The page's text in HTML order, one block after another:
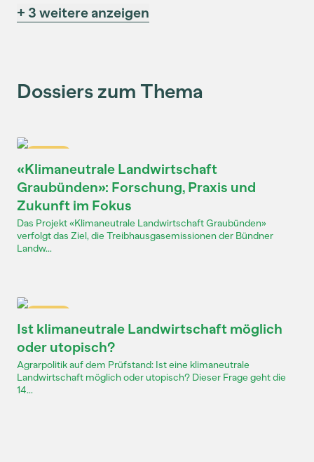
+ 3 weitere anzeigen
Dossiers zum Thema
«Klimaneutrale Landwirtschaft
Graubünden»: Forschung, Praxis und
Zukunft im Fokus
Das Projekt «Klimaneutrale Landwirtschaft Graubünden»
verfolgt das Ziel, die Treibhausgasemissionen der Bündner
Landw...
Ist klimaneutrale Landwirtschaft möglich
oder utopisch?
Agrarpolitik auf dem Prüfstand: Ist eine klimaneutrale
Landwirtschaft möglich oder utopisch? Dieser Frage geht die
14...